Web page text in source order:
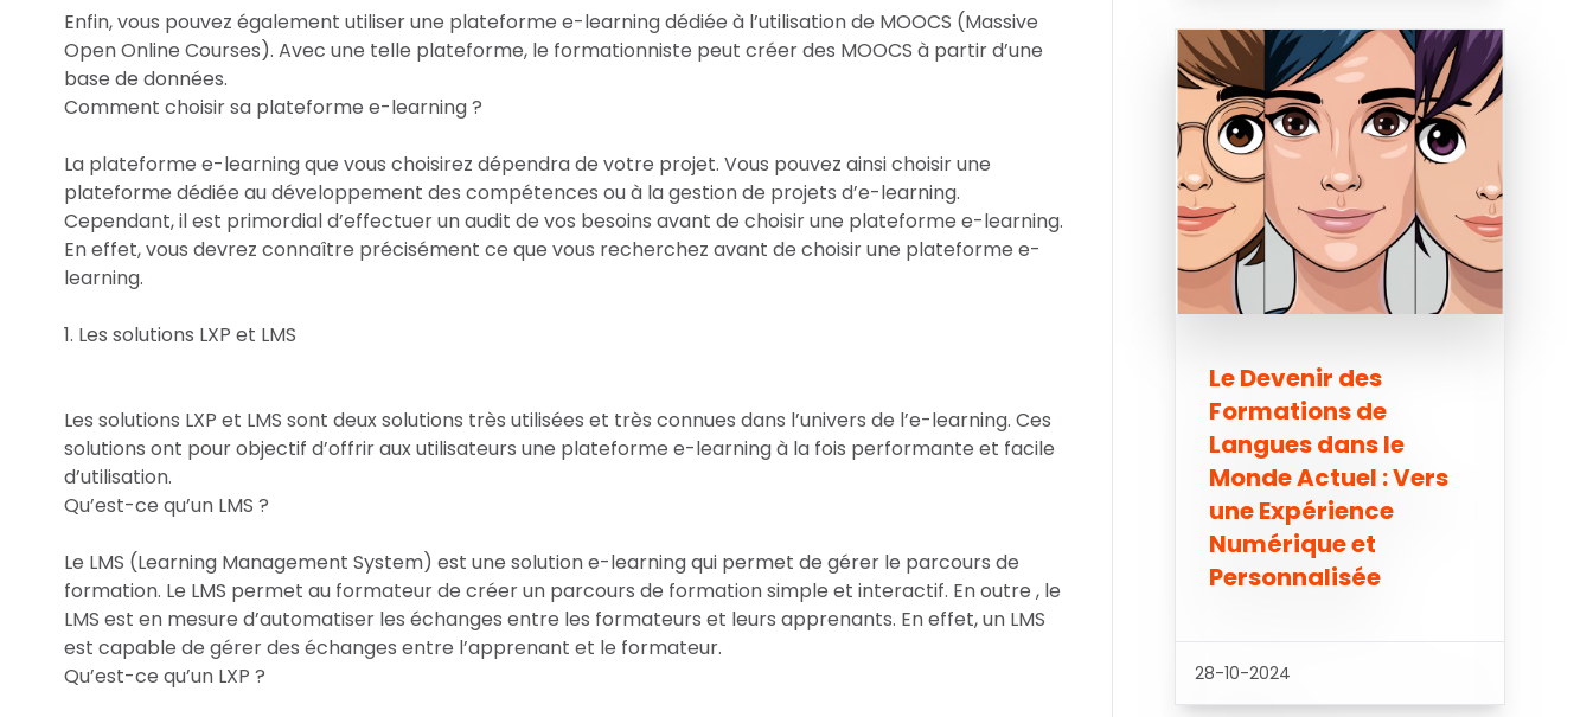
Enfin, vous pouvez également utiliser une plateforme e-learning dédiée à l’utilisation de MOOCS (Massive
Open Online Courses). Avec une telle plateforme, le formationniste peut créer des MOOCS à partir d’une
base de données.
Comment choisir sa plateforme e-learning ?
La plateforme e-learning que vous choisirez dépendra de votre projet. Vous pouvez ainsi choisir une
plateforme dédiée au développement des compétences ou à la gestion de projets d’e-learning.
Cependant, il est primordial d’effectuer un audit de vos besoins avant de choisir une plateforme e-learning.
En effet, vous devrez connaître précisément ce que vous recherchez avant de choisir une plateforme e-
learning.
1. Les solutions LXP et LMS
Les solutions LXP et LMS sont deux solutions très utilisées et très connues dans l’univers de l’e-learning. Ces
solutions ont pour objectif d’offrir aux utilisateurs une plateforme e-learning à la fois performante et facile
d’utilisation.
Qu’est-ce qu’un LMS ?
Le LMS (Learning Management System) est une solution e-learning qui permet de gérer le parcours de
formation. Le LMS permet au formateur de créer un parcours de formation simple et interactif. En outre , le
LMS est en mesure d’automatiser les échanges entre les formateurs et leurs apprenants. En effet, un LMS
est capable de gérer des échanges entre l’apprenant et le formateur.
Qu’est-ce qu’un LXP ?
Le Devenir des
Formations de
Langues dans le
Monde Actuel : Vers
une Expérience
Numérique et
Personnalisée
28-10-2024